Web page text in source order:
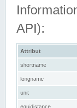
API):
Attribut
shortname
longname
unit
equidistance